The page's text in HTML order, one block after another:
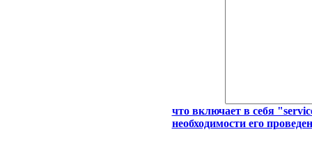
что включает в себя
необходимости его